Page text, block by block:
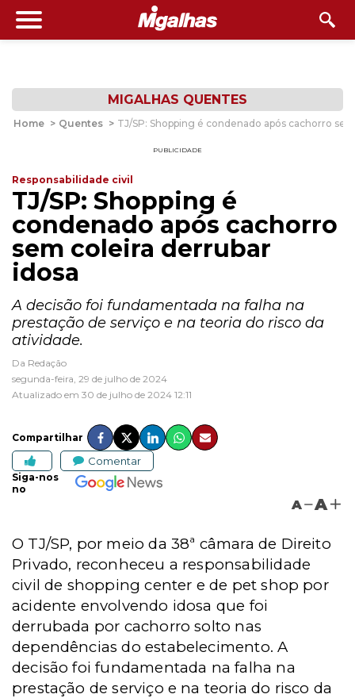
MIGALHAS QUENTES
Home > Quentes > TJ/SP: Shopping é condenado após cachorro
PUBLICIDADE
Responsabilidade civil
TJ/SP: Shopping é
condenado após cachorro
sem coleira derrubar
idosa
A decisão foi fundamentada na falha na
prestação de serviço e na teoria do risco da
atividade.
Da Redação
segunda-feira, 29 de julho de 2024
Atualizado em 30 de julho de 2024 12:11
Compartilhar
Comentar
Siga-nos
no
A A
O TJ/SP, por meio da 38ª câmara de Direito
Privado, reconheceu a responsabilidade
civil de shopping center e de pet shop por
acidente envolvendo idosa que foi
derrubada por cachorro solto nas
dependências do estabelecimento. A
decisão foi fundamentada na falha na
prestação de serviço e na teoria do risco da